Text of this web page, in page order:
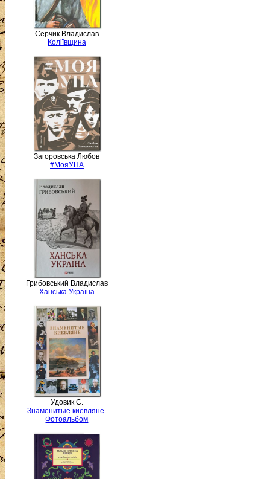
Серчик Владислав
Коліївщина
Загоровська Любов
#МояУПА
Грибовський Владислав
Ханська Україна
Удовик С.
Знаменитые киевляне.
Фотоальбом